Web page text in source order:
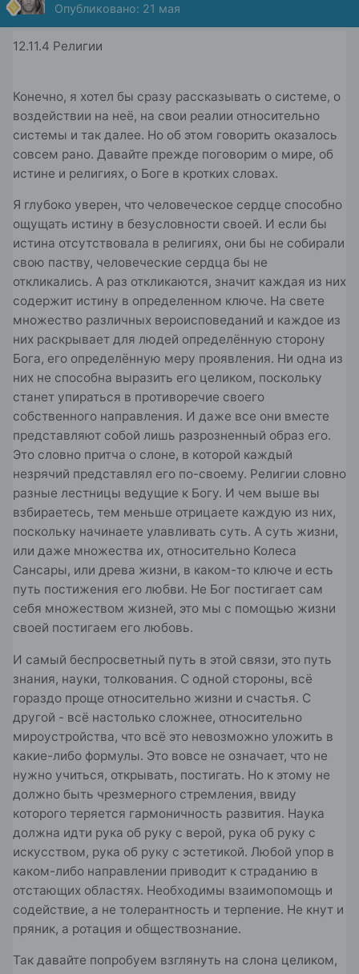
Опубликовано: 21 мая
12.11.4 Религии
Конечно, я хотел бы сразу рассказывать о системе, о
воздействии на неё, на свои реалии относительно
системы и так далее. Но об этом говорить оказалось
совсем рано. Давайте прежде поговорим о мире, об
истине и религиях, о Боге в кротких словах.
Я глубоко уверен, что человеческое сердце способно
ощущать истину в безусловности своей. И если бы
истина отсутствовала в религиях, они бы не собирали
свою паству, человеческие сердца бы не
откликались. А раз откликаются, значит каждая из них
содержит истину в определенном ключе. На свете
множество различных вероисповеданий и каждое из
них раскрывает для людей определённую сторону
Бога, его определённую меру проявления. Ни одна из
них не способна выразить его целиком, поскольку
станет упираться в противоречие своего
собственного направления. И даже все они вместе
представляют собой лишь разрозненный образ его.
Это словно притча о слоне, в которой каждый
незрячий представлял его по-своему. Религии словно
разные лестницы ведущие к Богу. И чем выше вы
взбираетесь, тем меньше отрицаете каждую из них,
поскольку начинаете улавливать суть. А суть жизни,
или даже множества их, относительно Колеса
Сансары, или древа жизни, в каком-то ключе и есть
путь постижения его любви. Не Бог постигает сам
себя множеством жизней, это мы с помощью жизни
своей постигаем его любовь.
И самый беспросветный путь в этой связи, это путь
знания, науки, толкования. С одной стороны, всё
гораздо проще относительно жизни и счастья. С
другой - всё настолько сложнее, относительно
мироустройства, что всё это невозможно уложить в
какие-либо формулы. Это вовсе не означает, что не
нужно учиться, открывать, постигать. Но к этому не
должно быть чрезмерного стремления, ввиду
которого теряется гармоничность развития. Наука
должна идти рука об руку с верой, рука об руку с
искусством, рука об руку с эстетикой. Любой упор в
каком-либо направлении приводит к страданию в
отстающих областях. Необходимы взаимопомощь и
содействие, а не толерантность и терпение. Не кнут и
пряник, а ротация и обществознание.
Так давайте попробуем взглянуть на слона целиком,